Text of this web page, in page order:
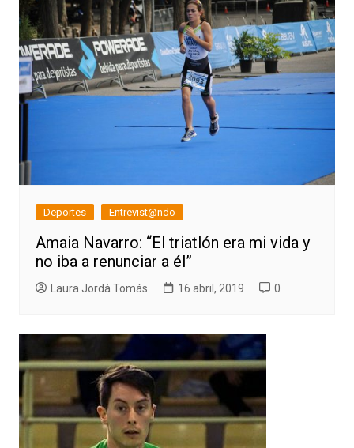
Deportes Entrevist@ndo
Amaia Navarro: “El triatlón era mi vida y
no iba a renunciar a él”
Laura Jordà Tomás 16 abril, 2019 0